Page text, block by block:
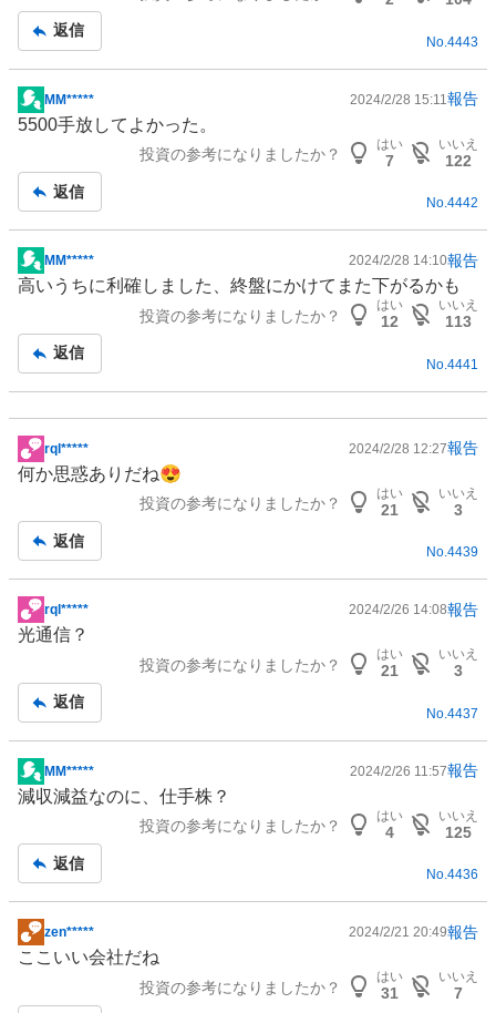
事
返信
No. 4443
掲
示
事
MM***** 2024/2/28 15:11 報告
5500手放してよかった。
投資の参考になりましたか？
はい
7
いいえ
122
返信
No.4442
掲
示
事
MM***** 2024/2/28 14:10報告
高いうちに利確しました、終盤にかけてまた下がるかも
投資の参考になりましたか？
はい
12
いいえ
113
返信
No. 4441
掲
示
事
rql***** 2024/2/28 12:27報告
何か思惑ありだね😍
投資の参考になりましたか？
はい
21
いいえ
3
返信
No.4439
掲
示
事
rql***** 2024/2/26 14:08報告
光通信？
投資の参考になりましたか？
はい
21
いいえ
3
返信
No. 4437
掲
示
事
MM***** 2024/2/26 11:57報告
減収減益なのに、仕手株？
投資の参考になりましたか？
はい
4
いいえ
125
返信
No.4436
掲
示
zen***** 2024/2/21 20:49報告
ここいい会社だね
投資の参考になりましたか？
はい
31
いいえ
7